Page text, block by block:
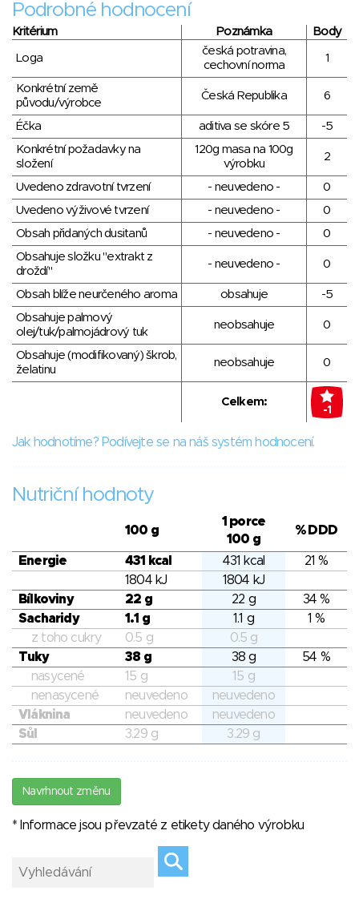
Podrobné hodnocení
Kritérium Poznámka Body
Loga
česká potravina,
cechovní norma
1
Konkrétní země
původu/výrobce
Česká Republika 6
Éčka aditiva se skóre 5
-5
Konkrétní požadavky na
složení
120g masa na 100g
výrobku
2
Uvedeno zdravotní tvrzení - neuvedeno -
0
Uvedeno výživové tvrzení
- neuvedeno -
0
Obsah přidaných dusitanů
- neuvedeno -
0
Obsahuje složku "extrakt z
droždí"
- neuvedeno - 0
Obsah blíže neurčeného aroma obsahuje
-5
Obsahuje palmový
olej/tuk/palmojádrový tuk
neobsahuje 0
Obsahuje (modifikovaný) škrob,
želatinu
neobsahuje 0
Celkem:
-1
Jak hodnotíme? Podívejte se na náš systém hodnocení.
Nutriční hodnoty
100 g
1 porce
100 g
% DDD
Energie 431 kcal 431 kcal
21 %
1804 kJ
1804 kJ
Bílkoviny
22 g 22 g
34 %
Sacharidy
1.1 g 1.1 g
1 %
z toho cukry
0.5 g
0.5 g
Tuky
38 g 38 g
54 %
nasycené
15 g
15 g
nenasycené
neuvedeno
neuvedeno
Vláknina
neuvedeno
neuvedeno
Sůl
3.29 g 3.29 g
Navrhnout změnu
* Informace jsou převzaté z etikety daného výrobku